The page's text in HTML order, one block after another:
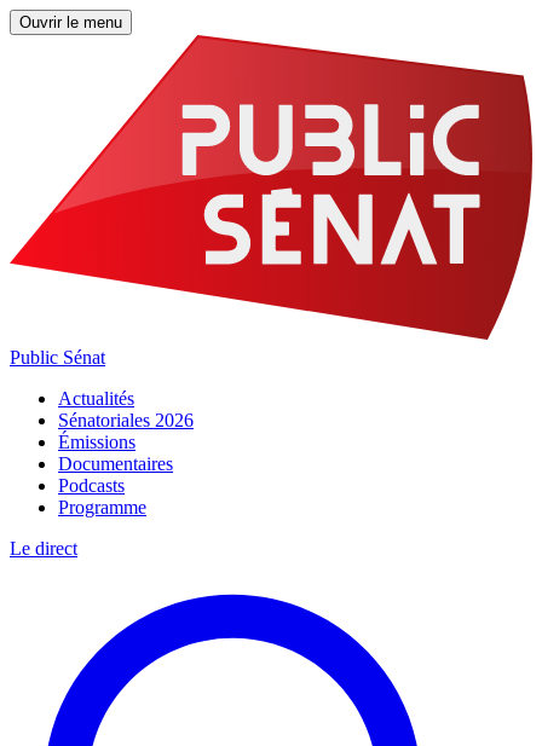
Ouvrir le menu
Public Sénat
Actualités
Sénatoriales 2026
Émissions
Documentaires
Podcasts
Programme
Le direct